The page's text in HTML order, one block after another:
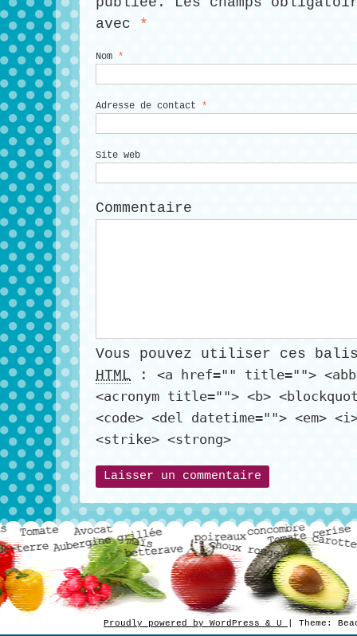
avec *
Nom *
Adresse de contact *
Site web
Commentaire
Vous pouvez utiliser ces
HTML : <a href="" title="">
<acronym title=""> <b>
<code> <del datetime=""> <em>
<strike> <strong>
Proudly powered by WordPress & U Theme: